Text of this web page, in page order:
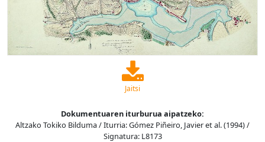
Jaitsi
Dokumentuaren iturburua aipatzeko:
Altzako Tokiko Bilduma / Iturria: Gómez Piñeiro, Javier et al. (1994) /
Signatura: L8173